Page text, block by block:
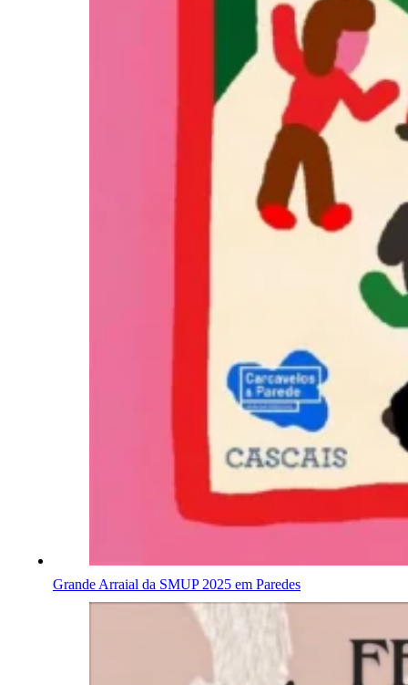
Grande Arraial da SMUP 2025 em Paredes